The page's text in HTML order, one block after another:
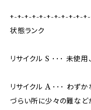
+-+-+-+-+-+-+-+-+-+-
状態ランク
リサイクル S ･･･ 未使
リサイクル A ･･･ わず
づらい所に少々の難など